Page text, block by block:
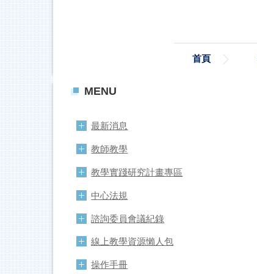
首頁
MENU
最新消息
教師教學
教學實踐研究計畫專區
中心法規
諮詢委員會議紀錄
線上教學資源懶人包
操作手冊